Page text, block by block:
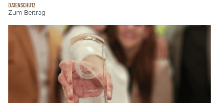
DATENSCHUTZ
Zum Beitrag